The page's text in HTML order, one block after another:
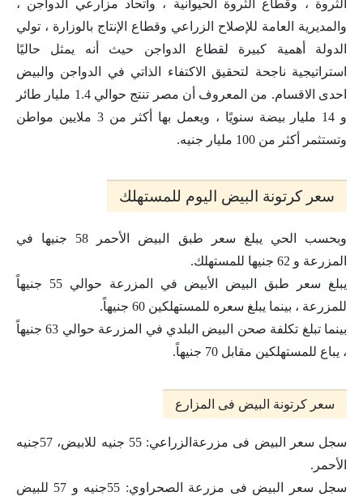
الثروة ، وقطاع الثروة الحيوانية ، واتحاد مزارعي الدواجن ،
والمديرية العامة للإصلاح الزراعي وقطاع الإنتاج بالوزارة ، تولي
الدولة أهمية كبيرة لقطاع الدواجن حيث أنه يمثل حاليًا
استراتيجية ناجحة لتحقيق الاكتفاء الذاتي في الدواجن والبيض
احدى الاقسام. من المعروف أن مصر تنتج حوالي 1.4 مليار طائر
و 14 مليار بيضة سنويًا ، ويعمل بها أكثر من 3 ملايين مواطن
وتستثمر أكثر من 100 مليار جنيه.
سعر كرتونة البيض اليوم للمستهلك
وبحسب الحي يبلغ سعر طبق البيض الأحمر 58 جنيها في
المزرعة و 62 جنيها للمستهلك.
يبلغ سعر طبق البيض الأبيض في المزرعة حوالي 55 جنيهاً
للمزرعة ، بينما يبلغ سعره للمستهلكين 60 جنيهاً.
بينما تبلغ تكلفة صحن البيض البلدي في المزرعة حوالي 63 جنيهاً
، يباع للمستهلكين مقابل 70 جنيهاً.
سعر كرتونة البيض فى المزارع
سجل سعر البيض فى مزرعةالزراعي: 55 جنيه للابيض، 57جنيه
الأحمر.
سجل سعر البيض فى مزرعة الصحراوي: 55جنيه و 57 للبيض